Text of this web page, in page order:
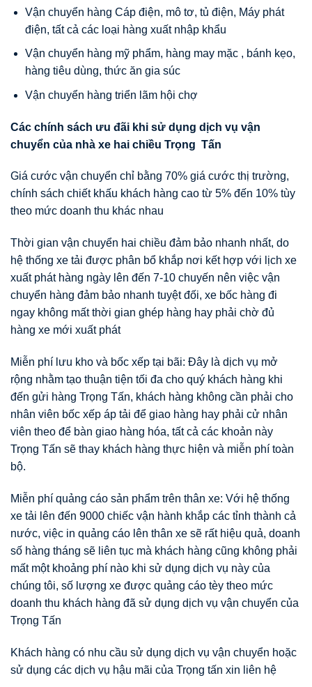
Vận chuyển hàng Cáp điện, mô tơ, tủ điện, Máy phát
điện, tất cả các loại hàng xuất nhập khẩu
Vận chuyển hàng mỹ phẩm, hàng may mặc , bánh kẹo,
hàng tiêu dùng, thức ăn gia súc
Vận chuyển hàng triển lãm hội chợ
Các chính sách ưu đãi khi sử d ụng d ịch vụ vận
chuyển của nhà xe hai chiều Trọng Tấn
Giá cước vận chuyển chỉ bằng 70% giá cước thị trường,
chính sách chiết khấu khách hàng cao từ 5% đến 10% tùy
theo mức doanh thu khác nhau
Thời gian vận chuyển hai chiều đảm bảo nhanh nhất, do
hệ thống xe tải được phân bổ khắp nơi kết hợp với lịch xe
xuất phát hàng ngày lên đến 7-10 chuyến nên việc vận
chuyển hàng đảm bảo nhanh tuyệt đối, xe bốc hàng đi
ngay không mất thời gian ghép hàng hay phải chờ đủ
hàng xe mới xuất phát
Miễn phí lưu kho và bốc xếp tại bãi: Đây là dịch vụ mở
rộng nhằm tạo thuận tiện tối đa cho quý khách hàng khi
đến gửi hàng Trọng Tấn, khách hàng không cần phải cho
nhân viên bốc xếp áp tải để giao hàng hay phải cử nhân
viên theo để bàn giao hàng hóa, tất cả các khoản này
Trọng Tấn sẽ thay khách hàng thực hiện và miễn phí toàn
bộ.
Miễn phí quảng cáo sản phẩm trên thân xe: Với hệ thống
xe tải lên đến 9000 chiếc vận hành khắp các tỉnh thành cả
nước, việc in quảng cáo lên thân xe sẽ rất hiệu quả, doanh
số hàng tháng sẽ liên tục mà khách hàng cũng không phải
mất một khoảng phí nào khi sử dụng dịch vụ này của
chúng tôi, số lượng xe được quảng cáo tèy theo mức
doanh thu khách hàng đã sử dụng dịch vụ vận chuyển của
Trọng Tấn
Khách hàng có nhu cầu sử dụng dịch vụ vận chuyển hoặc
sử dụng các dịch vụ hậu mãi của Trọng tấn xin liên hệ